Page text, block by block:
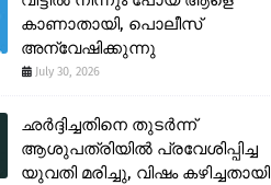
കാണാതായി, പൊലീസ്
അന്വേഷിക്കുന്നു
July 30, 2026
ഛർദ്ദിച്ചതിനെ തുടർന്ന്
ആശുപത്രിയിൽ പ്രവേശിപ്പിച്ച
യുവതി മരിച്ചു, വിഷം കഴിച്ചതായി